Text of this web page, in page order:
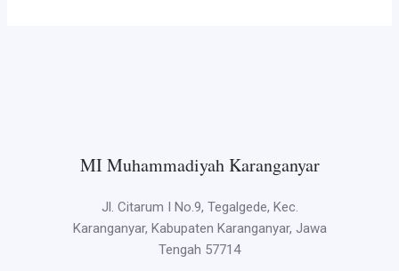
MI Muhammadiyah Karanganyar
Jl. Citarum I No.9, Tegalgede, Kec.
Karanganyar, Kabupaten Karanganyar, Jawa
Tengah 57714